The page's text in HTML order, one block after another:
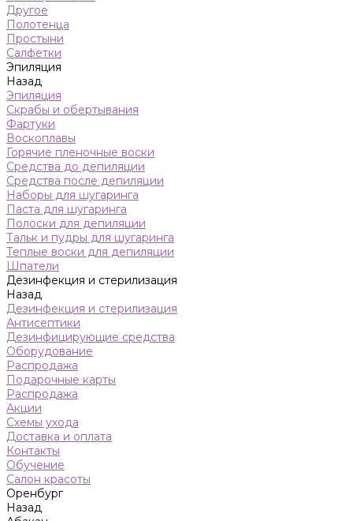
Другое
Полотенца
Простыни
Салфетки
Эпиляция
Назад
Эпиляция
Скрабы и обертывания
Фартуки
Воскоплавы
Горячие пленочные воски
Средства до депиляции
Средства после депиляции
Наборы для шугаринга
Паста для шугаринга
Полоски для депиляции
Тальк и пудры для шугаринга
Теплые воски для депиляции
Шпатели
Дезинфекция и стерилизация
Назад
Дезинфекция и стерилизация
Антисептики
Дезинфицирующие средства
Оборудование
Распродажа
Подарочные карты
Распродажа
Акции
Схемы ухода
Доставка и оплата
Контакты
Обучение
Салон красоты
Оренбург
Назад